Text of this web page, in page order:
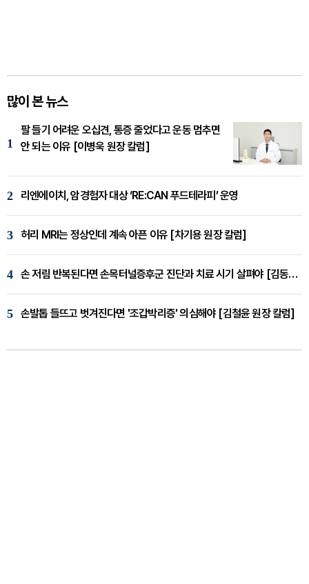
많이 본 뉴스
1
팔 들기 어려운 오십견, 통증 줄었다고 운동 멈추면
안 되는 이유 [이병욱 원장 칼럼]
2 리엔에이치, 암경험자 대상 ‘RE:CAN 푸드테라피’ 운영
3 허리 MRI는 정상인데 계속 아픈 이유 [차기용 원장 칼럼]
4 손 저림 반복된다면 손목터널증후군 진단과 치료 시기 살펴야 [김동현 원장 칼럼]
5 손발톱 들뜨고 벗겨진다면 '조갑박리증' 의심해야 [김철윤 원장 칼럼]